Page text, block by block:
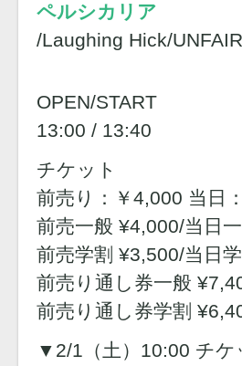
ペルシカリア
/Laughing Hick/
OPEN/START
13:00 / 13:40
チケット
前売り：￥4,000 当日
前売一般 ¥4,000/当日
前売学割 ¥3,500/当日
前売り通し券一般
前売り通し券学割
▼2/1（土）10:00 チケ